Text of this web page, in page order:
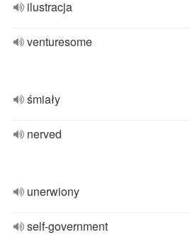
ilustracja
venturesome
śmiały
nerved
unerwiony
self-government